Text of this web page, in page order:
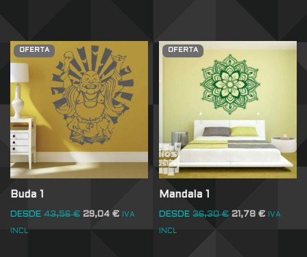
OFERTA
Buda 1
DESDE 43,56€ 29,04 € IVA
INCL
OFERTA
Mandala 1
DESDE 36,30€ 21,78€ IVA
INCL